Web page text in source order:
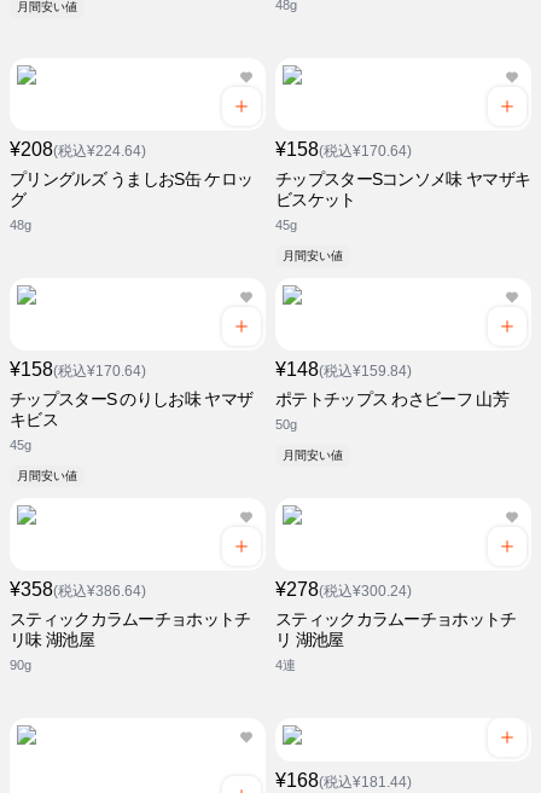
月間安い値 48g
¥208(税込¥224.64)
プリングルズ うましおS缶 ケロッ
グ
48g
¥158(税込¥170.64)
チップスターSコンソメ味 ヤマザキ
ビスケット
45g
月間安い値
¥158(税込¥170.64)
チップスターS のりしお味 ヤマザ
キビス
45g
月間安い値
¥148(税込¥159.84)
ポテトチップス わさビーフ 山芳
50g
月間安い値
¥358(税込¥386.64)
スティックカラムーチョホットチ
リ味 湖池屋
90g
¥278(税込¥300.24)
スティックカラムーチョホットチ
リ 湖池屋
4連
¥168(税込¥181.44)